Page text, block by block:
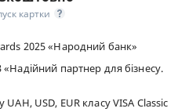
картки
2025 «Народний банк»
партнер для бізнесу.
USD, EUR класу VISA Classic